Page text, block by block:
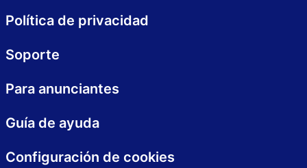
Política de privacidad
Soporte
Para anunciantes
Guía de ayuda
Configuración de cookies